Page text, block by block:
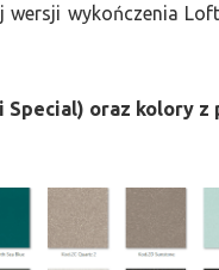
wykończenia
oraz kolory z